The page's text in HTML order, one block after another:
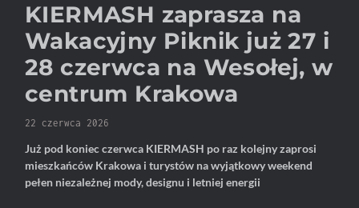
KIERMASH zaprasza na
Wakacyjny Piknik już 27 i
28 czerwca na Wesołej, w
centrum Krakowa
22 czerwca 2026
Już pod koniec czerwca KIERMASH po raz kolejny zaprosi
mieszkańców Krakowa i turystów na wyjątkowy weekend
pełen niezależnej mody, designu i letniej energii